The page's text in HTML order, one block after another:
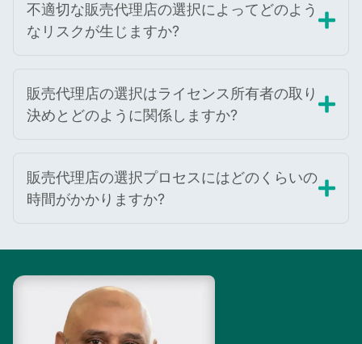
不適切な販売代理店の選択によってどのよう
なリスクが生じますか?
販売代理店の選択はライセンス所有者の取り
決めとどのように関係しますか?
販売代理店の選択プロセスにはどのくらいの
時間がかかりますか?